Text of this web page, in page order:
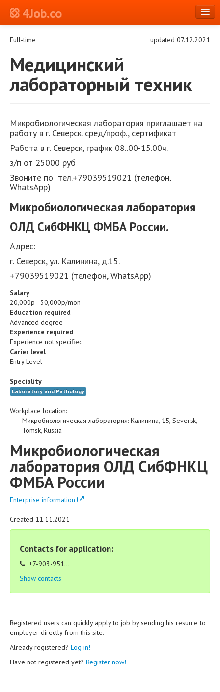
4Job.co
Full-time updated 07.12.2021
Медицинский
лабораторный техник
Микробиологическая лаборатория приглашает на
работу в г. Северск. сред/проф., сертификат
Работа в г. Северск, график 08..00-15.00ч.
з/п от 25000 руб
Звоните по тел.+79039519021 (телефон,
WhatsApp)
Микробиологическая лаборатория
ОЛД СибФНКЦ ФМБА России.
Адрес:
г. Северск, ул. Калинина, д.15.
+79039519021 (телефон, WhatsApp)
Salary
20,000р - 30,000р/mon
Education required
Advanced degree
Experience required
Experience not specified
Carier level
Entry Level
Speciality
Laboratory and Pathology
Workplace location:
Микробиологическая лаборатория: Калинина, 15, Seversk,
Tomsk, Russia
Микробиологическая
лаборатория ОЛД СибФНКЦ
ФМБА России
Enterprise information
Created 11.11.2021
Contacts for application:
+7-903-951...
Show contacts
Registered users can quickly apply to job by sending his resume to
employer directly from this site.
Already registered? Log in!
Have not registered yet? Register now!